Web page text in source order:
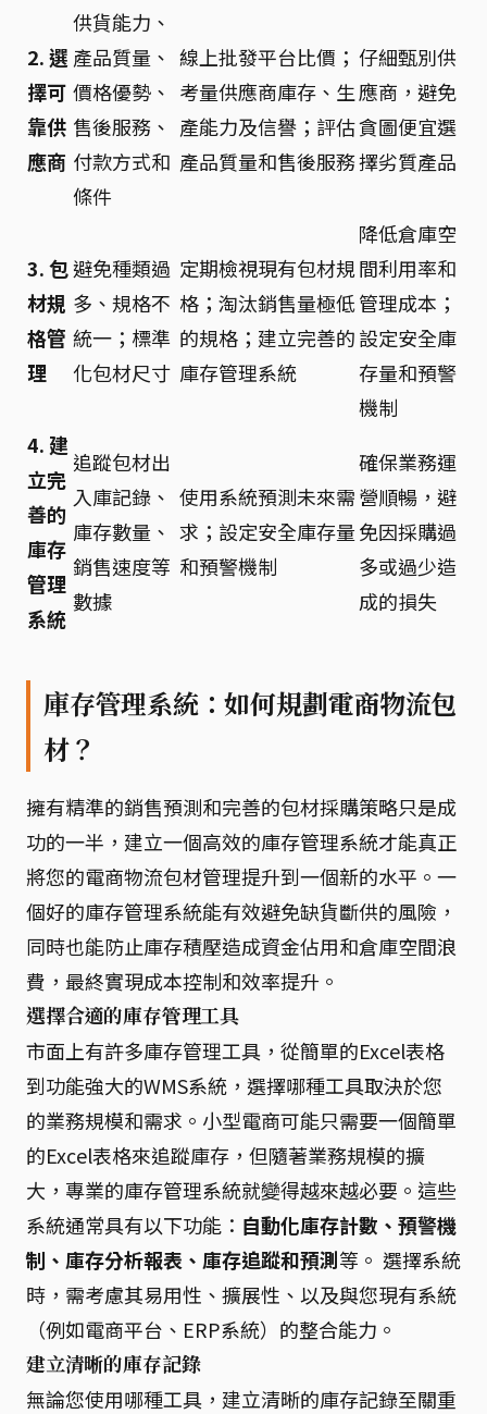
2. 選
擇可
靠供
應商
供貨能力、
產品質量、
價格優勢、
售後服務、
付款方式和
條件
線上批發平台比價；
考量供應商庫存、生
產能力及信譽；評估
產品質量和售後服務
仔細甄別供
應商，避免
貪圖便宜選
擇劣質產品
3. 包
材規
格管
理
避免種類過
多、規格不
統一；標準
化包材尺寸
定期檢視現有包材規
格；淘汰銷售量極低
的規格；建立完善的
庫存管理系統
降低倉庫空
間利用率和
管理成本；
設定安全庫
存量和預警
機制
4. 建
立完
善的
庫存
管理
系統
追蹤包材出
入庫記錄、
庫存數量、
銷售速度等
數據
使用系統預測未來需
求；設定安全庫存量
和預警機制
確保業務運
營順暢，避
免因採購過
多或過少造
成的損失
庫存管理系統：如何規劃電商物流包
材？
擁有精準的銷售預測和完善的包材採購策略只是成
功的一半，建立一個高效的庫存管理系統才能真正
將您的電商物流包材管理提升到一個新的水平。一
個好的庫存管理系統能有效避免缺貨斷供的風險，
同時也能防止庫存積壓造成資金佔用和倉庫空間浪
費，最終實現成本控制和效率提升。
選擇合適的庫存管理工具
市面上有許多庫存管理工具，從簡單的Excel表格
到功能強大的WMS系統，選擇哪種工具取決於您
的業務規模和需求。小型電商可能只需要一個簡單
的Excel表格來追蹤庫存，但隨著業務規模的擴
大，專業的庫存管理系統就變得越來越必要。這些
系統通常具有以下功能： 自動化庫存計數、預警機
制、庫存分析報表、庫存追蹤和預測等。 選擇系統
時，需考慮其易用性、擴展性、以及與您現有系統
（例如電商平台、ERP系統）的整合能力。
建立清晰的庫存記錄
無論您使用哪種工具，建立清晰的庫存記錄至關重